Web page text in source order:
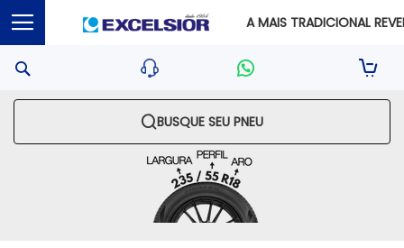
A MAIS TRADICIONAL
Sua
BUSQUE SEU PNEU